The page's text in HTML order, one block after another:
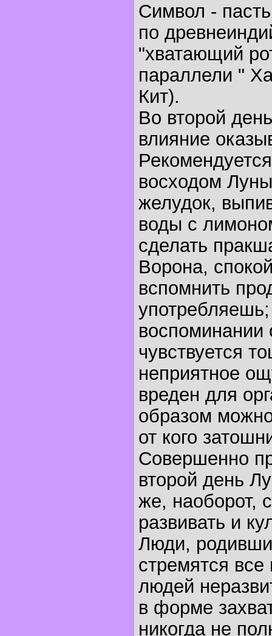
Символ -
по
"хватающий
параллели "
Кит).
Во второй
влияние
восходом
желудок,
воды с
сделать
Ворона,
вспомнить
воспоминании
чувствуется
неприятное
вреден для
образом
от кого
Совершенно
второй день
же, наоборот,
развивать и
Люди,
стремятся
людей
в форме
никогда не